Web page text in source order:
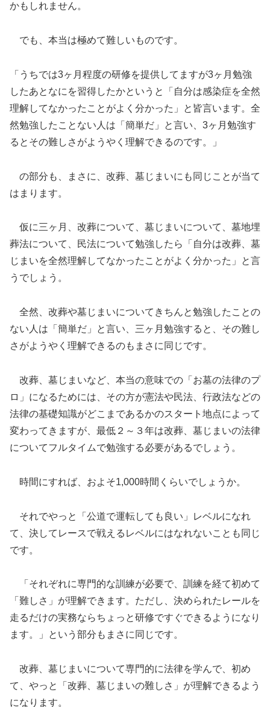
かもしれません。
でも、本当は極めて難しいものです。
「うちでは3ヶ月程度の研修を提供してますが3ヶ月勉強
したあとなにを習得したかというと「自分は感染症を全然
理解してなかったことがよく分かった」と皆言います。全
然勉強したことない人は「簡単だ」と言い、3ヶ月勉強す
るとその難しさがようやく理解できるのです。」
の部分も、まさに、改葬、墓じまいにも同じことが当て
はまります。
仮に三ヶ月、改葬について、墓じまいについて、墓地埋
葬法について、民法について勉強したら「自分は改葬、墓
じまいを全然理解してなかったことがよく分かった」と言
うでしょう。
全然、改葬や墓じまいについてきちんと勉強したことの
ない人は「簡単だ」と言い、三ヶ月勉強すると、その難し
さがようやく理解できるのもまさに同じです。
改葬、墓じまいなど、本当の意味での「お墓の法律のプ
ロ」になるためには、その方が憲法や民法、行政法などの
法律の基礎知識がどこまであるかのスタート地点によって
変わってきますが、最低２～３年は改葬、墓じまいの法律
についてフルタイムで勉強する必要があるでしょう。
時間にすれば、およそ1,000時間くらいでしょうか。
それでやっと「公道で運転しても良い」レベルになれ
て、決してレースで戦えるレベルにはなれないことも同じ
です。
「それぞれに専門的な訓練が必要で、訓練を経て初めて
「難しさ」が理解できます。ただし、決められたレールを
走るだけの実務ならちょっと研修ですぐできるようになり
ます。」という部分もまさに同じです。
改葬、墓じまいについて専門的に法律を学んで、初め
て、やっと「改葬、墓じまいの難しさ」が理解できるよう
になります。